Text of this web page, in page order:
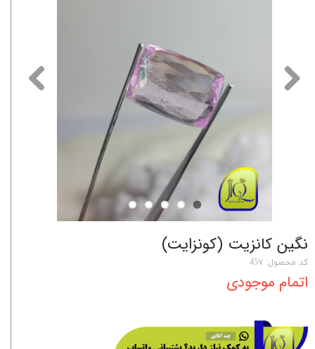
نگین کانزیت (کونزایت)
کد محصول: 45۷
اتمام موجودی